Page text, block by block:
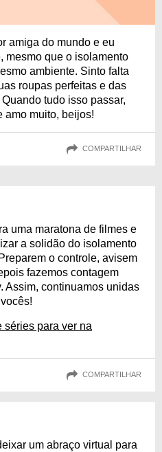
amiga do mundo e eu
mesmo que o isolamento
ambiente. Sinto falta
roupas perfeitas e das
tudo isso passar,
amo muito, beijos!
COMPARTILHAR
uma maratona de filmes e
a solidão do isolamento
o controle, avisem
fazemos contagem
Assim, continuamos unidas
séries para ver na
COMPARTILHAR
um abraço virtual para